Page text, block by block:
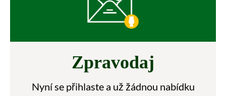
Zpravodaj
Nyní se přihlaste a už žádnou nabídku